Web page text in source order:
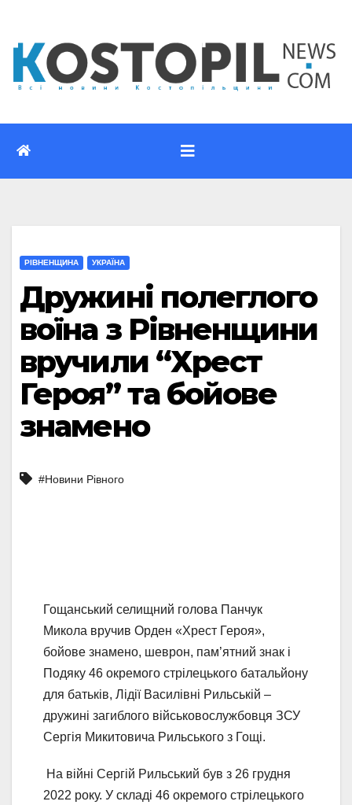
вмісту
РІВНЕНЩИНА УКРАЇНА
Дружині полеглого
воїна з Рівненщини
вручили “Хрест
Героя” та бойове
знамено
#Новини Рівного
Гощанський селищний голова Панчук
Микола вручив Орден «Хрест Героя»,
бойове знамено, шеврон, пам’ятний знак і
Подяку 46 окремого стрілецького батальйону
для батьків, Лідії Василівні Рильській –
дружині загиблого військовослужбовця ЗСУ
Сергія Микитовича Рильського з Гощі.
На війні Сергій Рильський був з 26 грудня
2022 року. У складі 46 окремого стрілецького